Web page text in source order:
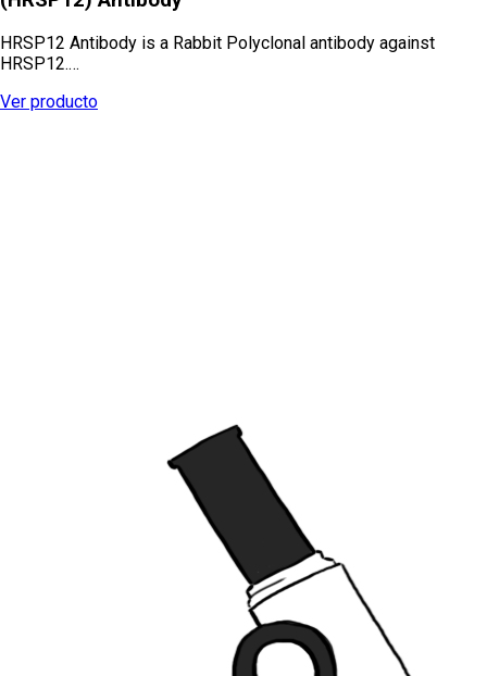
HRSP12 Antibody is a Rabbit Polyclonal antibody against
HRSP12.…
Ver producto